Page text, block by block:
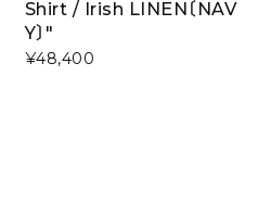
Shirt / Irish LINEN〔NAV
Y〕"
¥48,400